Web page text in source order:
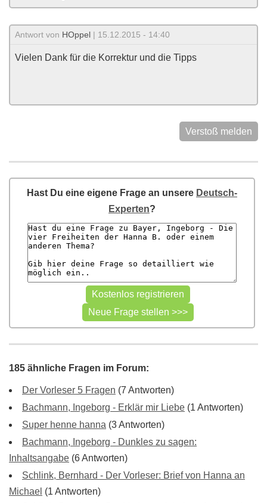
Antwort von HOppel | 15.12.2015 - 14:40
Vielen Dank für die Korrektur und die Tipps
Verstoß melden
Hast Du eine eigene Frage an unsere Deutsch-
Experten?
185 ähnliche Fragen im Forum:
Der Vorleser 5 Fragen (7 Antworten)
Bachmann, Ingeborg - Erklär mir Liebe (1 Antworten)
Super henne hanna (3 Antworten)
Bachmann, Ingeborg - Dunkles zu sagen:
Inhaltsangabe (6 Antworten)
Schlink, Bernhard - Der Vorleser: Brief von Hanna an
Michael (1 Antworten)